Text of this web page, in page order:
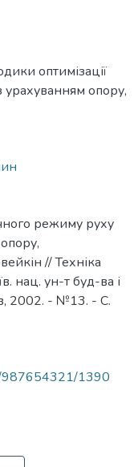
оптимізації
урахуванням опору,
режиму руху
// Техніка
нац. ун-т буд-ва і
2002. - №13. - С.
987654321/1390